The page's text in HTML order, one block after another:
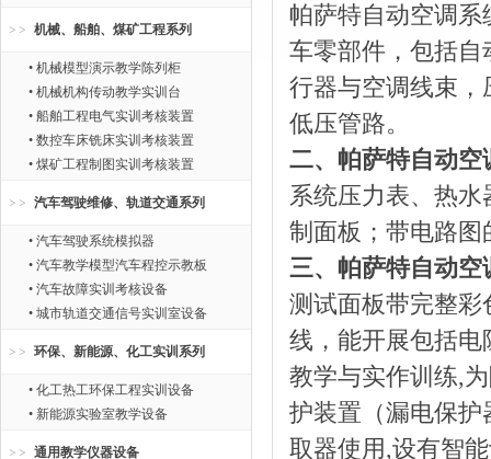
机械、船舶、煤矿工程系列
• 机械模型演示教学陈列柜
• 机械机构传动教学实训台
• 船舶工程电气实训考核装置
• 数控车床铣床实训考核装置
• 煤矿工程制图实训考核装置
汽车驾驶维修、轨道交通系列
• 汽车驾驶系统模拟器
• 汽车教学模型汽车程控示教板
• 汽车故障实训考核设备
• 城市轨道交通信号实训室设备
环保、新能源、化工实训系列
• 化工热工环保工程实训设备
• 新能源实验室教学设备
通用教学仪器设备
帕萨特自动空调
车零部件，包括
行器与空调线束
低压管路。
二、帕萨特自动
系统压力表、热
制面板；带电路
三、帕萨特自动
测试面板带完整
线，能开展包括
教学与实作训练,
护装置（漏电保护
取器使用,设有智